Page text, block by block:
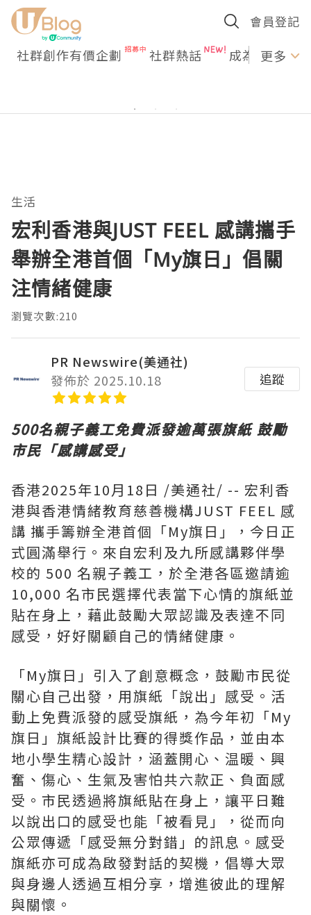
會員登記
社群創作有價企劃 社群熱話 成為U更多
生活
宏利香港與JUST FEEL 感講攜手
舉辦全港首個「My旗日」倡關
注情緒健康
瀏覽次數:210
PR Newswire(美通社)
發佈於 2025.10.18
追蹤
500名親子義工免費派發逾萬張旗紙 鼓勵
市民「感講感受」
香港2025年10月18日 /美通社/ -- 宏利香
港與香港情緒教育慈善機構JUST FEEL 感
講 攜手籌辦全港首個「My旗日」，今日正
式圓滿舉行。來自宏利及九所感講夥伴學
校的 500 名親子義工，於全港各區邀請逾
10,000 名市民選擇代表當下心情的旗紙並
貼在身上，藉此鼓勵大眾認識及表達不同
感受，好好關顧自己的情緒健康。
「My旗日」引入了創意概念，鼓勵市民從
關心自己出發，用旗紙「說出」感受。活
動上免費派發的感受旗紙，為今年初「My
旗日」旗紙設計比賽的得獎作品，並由本
地小學生精心設計，涵蓋開心、温暖、興
奮、傷心、生氣及害怕共六款正、負面感
受。市民透過將旗紙貼在身上，讓平日難
以說出口的感受也能「被看見」，從而向
公眾傳遞「感受無分對錯」的訊息。感受
旗紙亦可成為啟發對話的契機，倡導大眾
與身邊人透過互相分享，增進彼此的理解
與關懷。